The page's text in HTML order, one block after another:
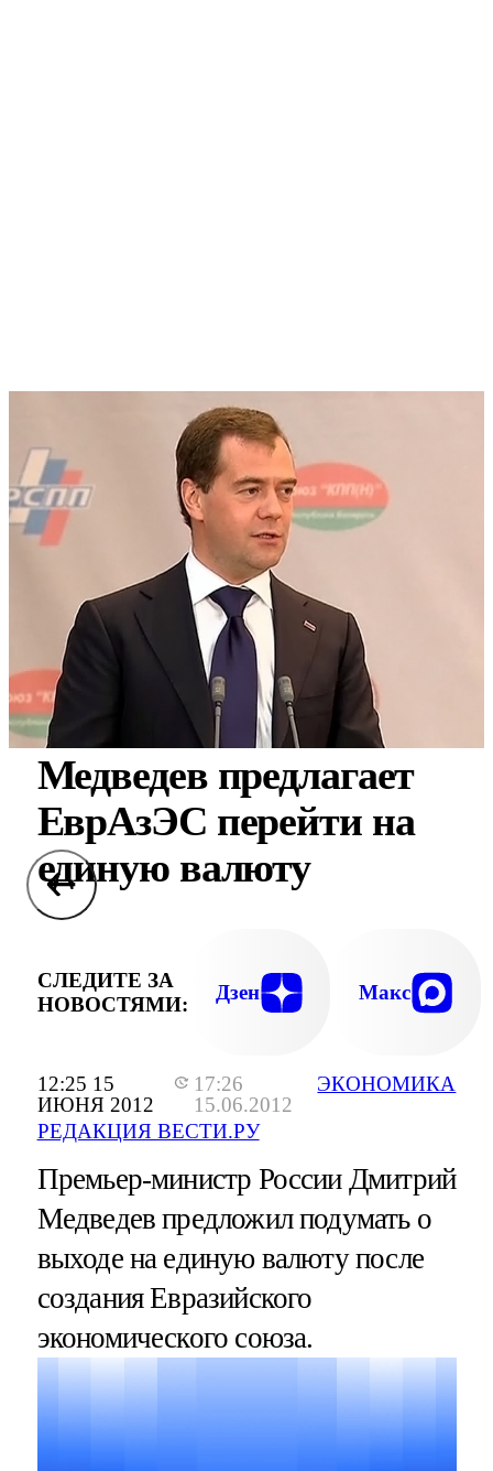
12:25 15
ИЮНЯ 2012
17:26
15.06.2012
РЕДАКЦИЯ ВЕСТИ.РУ
ЭКОНОМИКА
Медведев предлагает
ЕврАзЭС перейти на
единую валюту
СЛЕДИТЕ ЗА
НОВОСТЯМИ:
Дзен Макс
Премьер-министр России Дмитрий
Медведев предложил подумать о
выходе на единую валюту после
создания Евразийского
экономического союза.